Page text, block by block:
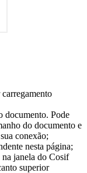
documento. Pode
do documento e
conexão;
nesta página;
janela do Cosif
superior